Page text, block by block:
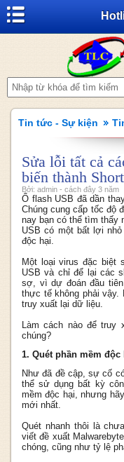
Tin tức - Sự kiện
Sửa lỗi tất cả
biến thành
Bởi: admin - cách đây 3 năm
Ổ flash USB đã dần
Chúng cung cấp tốc độ
nay bạn có thể tìm thấy
USB có một bất lợi
độc hại.
Một loại virus đặc biệt
USB và chỉ để lại các
sợ, vì dự đoán đầu
thực tế không phải vậy.
truy xuất lại dữ liệu.
Làm cách nào để truy
chúng?
1. Quét phần mềm độc
Như đã đề cập, sự cố
thể sử dụng bất kỳ
mềm độc hại, nhưng
mới nhất.
Quét nhanh thôi là
viết đề xuất
chóng, cũng như tỷ lệ